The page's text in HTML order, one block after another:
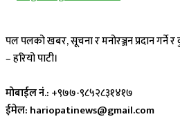
पल पलको खबर, सूचना र मनोरञ्जन प्रदान गर्ने र
– हरियो पाटी।
मोबाईल नं.: +९७७-९८५२८३१४१७
ईमेल: hariopatinews@gmail.com